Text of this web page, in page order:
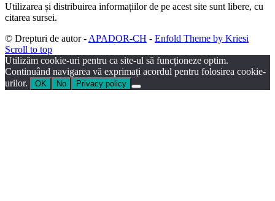
Utilizarea și distribuirea informațiilor de pe acest site sunt libere, cu
citarea sursei.
© Drepturi de autor - APADOR-CH - Enfold Theme by Kriesi
Scroll to top
Utilizăm cookie-uri pentru ca site-ul să funcționeze optim.
Continuând navigarea vă exprimați acordul pentru folosirea cookie-
urilor.
OK No Privacy policy